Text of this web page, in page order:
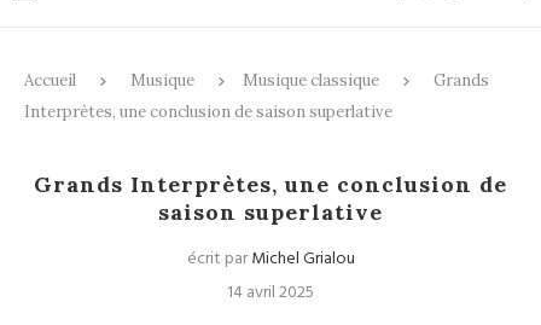
Accueil Musique Musique classique
Grands
Interprètes, une conclusion de saison superlative
Musique classique
Grands Interprètes, une conclusion de
saison superlative
écrit parMichel Grialou
14 avril 2025